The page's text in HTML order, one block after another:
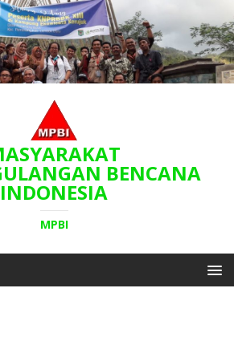
BENCANA
INDONESIA
MPBI